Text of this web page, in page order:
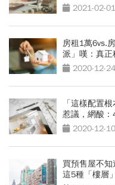
2021-02-01
房租1萬6vs.
派」嘆：真正
2020-12-24
「這樣配置
惹議，網酸：
2020-12-10
買預售屋不知
這5種「樓層